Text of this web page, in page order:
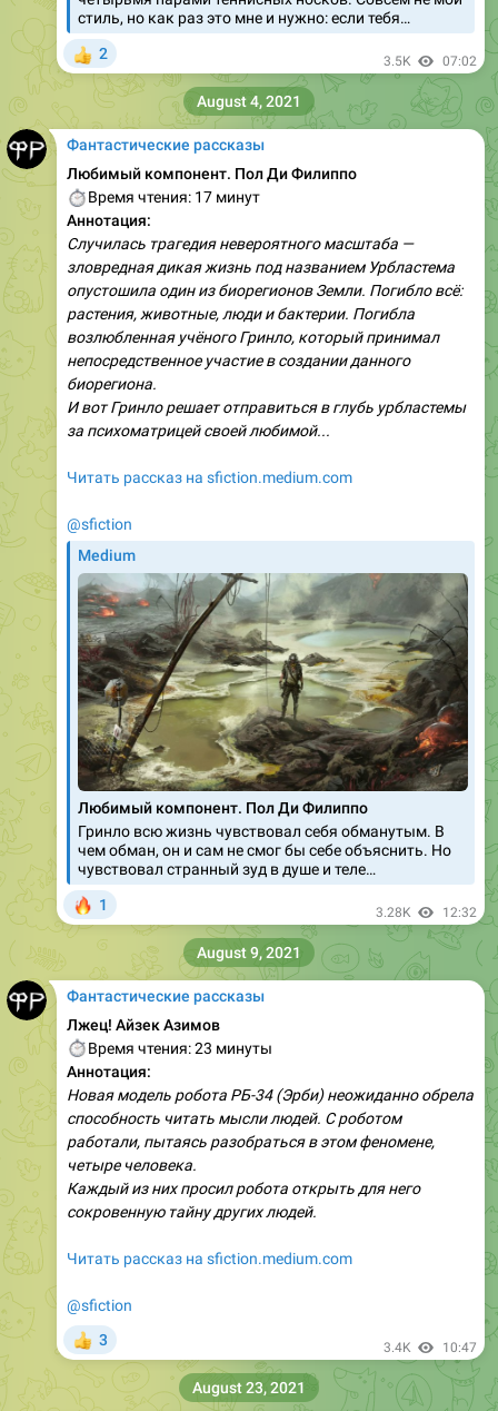
стиль, но как раз это мне и нужно: если тебя…
2 3.5K 07:02
Фантастические рассказы
Любимый компонент. Пол Ди Филиппо
Время чтения: 17 минут
Аннотация:
Случилась трагедия невероятного масштаба —
зловредная дикая жизнь под названием Урбластема
опустошила один из биорегионов Земли. Погибло всё:
растения, животные, люди и бактерии. Погибла
возлюбленная учёного Гринло, который принимал
непосредственное участие в создании данного
биорегиона.
И вот Гринло решает отправиться в глубь урбластемы
за психоматрицей своей любимой...
Читать рассказ на sfiction.medium.com
@sfiction
Medium
Любимый компонент. Пол Ди Филиппо
Гринло всю жизнь чувствовал себя обманутым. В
чем обман, он и сам не смог бы себе объяснить. Но
чувствовал странный зуд в душе и теле…
1 3.28K 12:32
August 4, 2021
Фантастические рассказы
Лжец! Айзек Азимов
Время чтения: 23 минуты
Аннотация:
Новая модель робота РБ-34 (Эрби) неожиданно обрела
способность читать мысли людей. С роботом
работали, пытаясь разобраться в этом феномене,
четыре человека.
Каждый из них просил робота открыть для него
сокровенную тайну других людей.
Читать рассказ на sfiction.medium.com
@sfiction
3 3.4K 10:47
August 9, 2021
August 23, 2021